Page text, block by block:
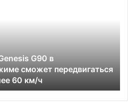
G90 в
сможет передвигаться
60 км/ч